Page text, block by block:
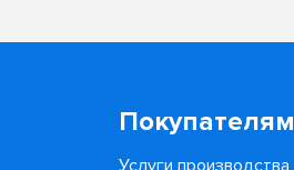
Покупателям